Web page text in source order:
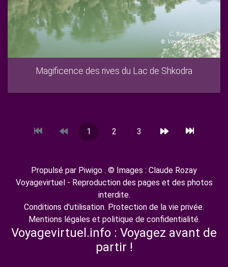
Magificence des rives du Lac de Shkodra
1 2 3
Propulsé par Piwigo . © Images : Claude Rozay
Voyagevirtuel - Reproduction des pages et des photos
interdite.
Conditions d'utilisation. Protection de la vie privée.
Mentions légales et politique de confidentialité.
Voyagevirtuel.info : Voyagez avant de
partir !